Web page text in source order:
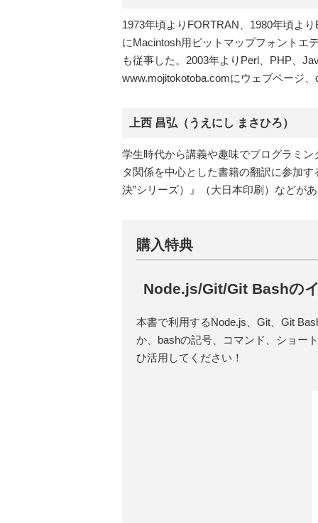
1973年頃よりFORTRAN、1980年頃よ
にMacintosh用ビットマップフォントエ
も従事した。2003年よりPerl、PHP、
www.mojitokotoba.comにウェブページ
上西 昌弘（うえにし まさひろ）
学生時代から講義や趣味でプログラミ
タ関係を中心とした書籍の翻訳に参加
決”シリーズ）』（大日本印刷）などが
購入特典
Node.js/Git/Git Bashの
本書で利用するNode.js、Git、Git
か、bashの記号、コマンド、ショー
ひ活用してください！